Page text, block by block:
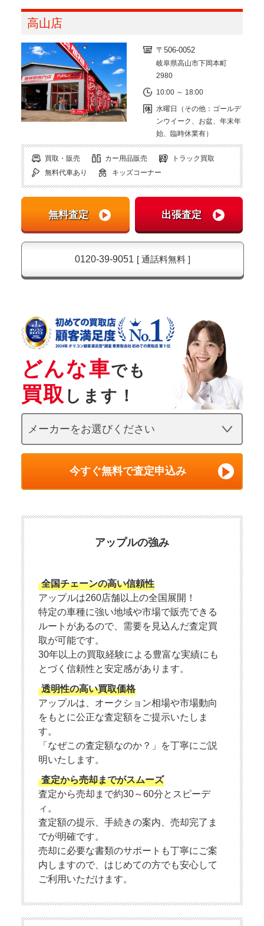
高山店
〒506-0052
岐阜県高山市下岡本町
2980
10:00 ～ 18:00
水曜日（その他：ゴールデ
ンウイーク、お盆、年末年
始、臨時休業有）
買取・販売 カー用品販売
トラック買取
無料代車あり
キッズコーナー
0120-39-9051 [ 通話料無料 ]
どんな車でも
買取 します！
今すぐ無料で査定申込み
アップルの強み
全国チェーンの高い信頼性
アップルは260店舗以上の全国展開！
特定の車種に強い地域や市場で販売できる
ルートがあるので、需要を見込んだ査定買
取が可能です。
30年以上の買取経験による豊富な実績にも
とづく信頼性と安定感があります。
透明性の高い買取価格
アップルは、オークション相場や市場動向
をもとに公正な査定額をご提示いたしま
す。
「なぜこの査定額なのか？」を丁寧にご説
明いたします。
査定から売却までがスムーズ
査定から売却まで約30～60分とスピーデ
ィ。
査定額の提示、手続きの案内、売却完了ま
でが明確です。
売却に必要な書類のサポートも丁寧にご案
内しますので、はじめての方でも安心して
ご利用いただけます。